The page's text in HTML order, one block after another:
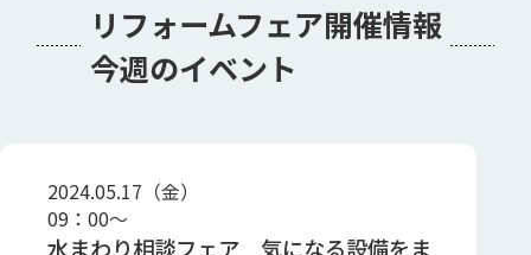
リフォームフェア開催情報
今週のイベント
2024.05.17（金）
09：00～
水まわり相談フェア 気になる設備をま